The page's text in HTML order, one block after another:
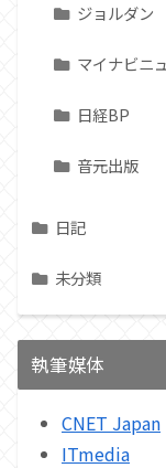
ジョルダン
マイナビニ
日経BP
音元出版
日記
未分類
執筆媒体
CNET Japan
ITmedia